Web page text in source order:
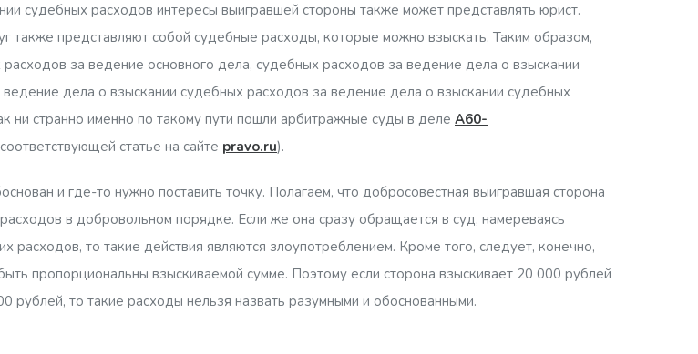
судебных расходов интересы выигравшей стороны также может представлять юрист.
также представляют собой судебные расходы, которые можно взыскать. Таким образом,
за ведение основного дела, судебных расходов за ведение дела о взыскании
дела о взыскании судебных расходов за ведение дела о взыскании судебных
ни странно именно по такому пути пошли арбитражные суды в деле А60-
статье на сайте pravo.ru).
и где-то нужно поставить точку. Полагаем, что добросовестная выигравшая сторона
в добровольном порядке. Если же она сразу обращается в суд, намереваясь
расходов, то такие действия являются злоупотреблением. Кроме того, следует, конечно,
пропорциональны взыскиваемой сумме. Поэтому если сторона взыскивает 20 000 рублей
то такие расходы нельзя назвать разумными и обоснованными.